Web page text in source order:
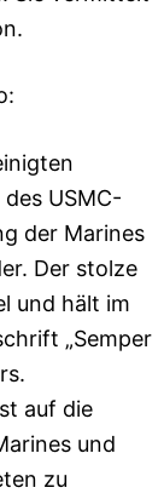
USMC-
der Marines
Der stolze
und hält im
„Semper
auf die
und
zu